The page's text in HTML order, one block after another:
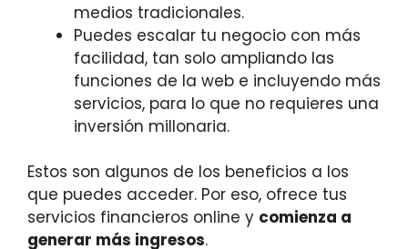
medios tradicionales.
Puedes escalar tu negocio con más
facilidad, tan solo ampliando las
funciones de la web e incluyendo más
servicios, para lo que no requieres una
inversión millonaria.
Estos son algunos de los beneficios a los
que puedes acceder. Por eso, ofrece tus
servicios financieros online y comienza a
generar más ingresos.